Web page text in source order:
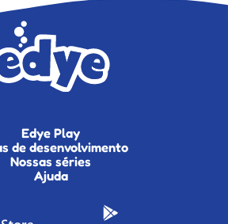
Edye Play
de desenvolvimento
Nossas séries
Ajuda